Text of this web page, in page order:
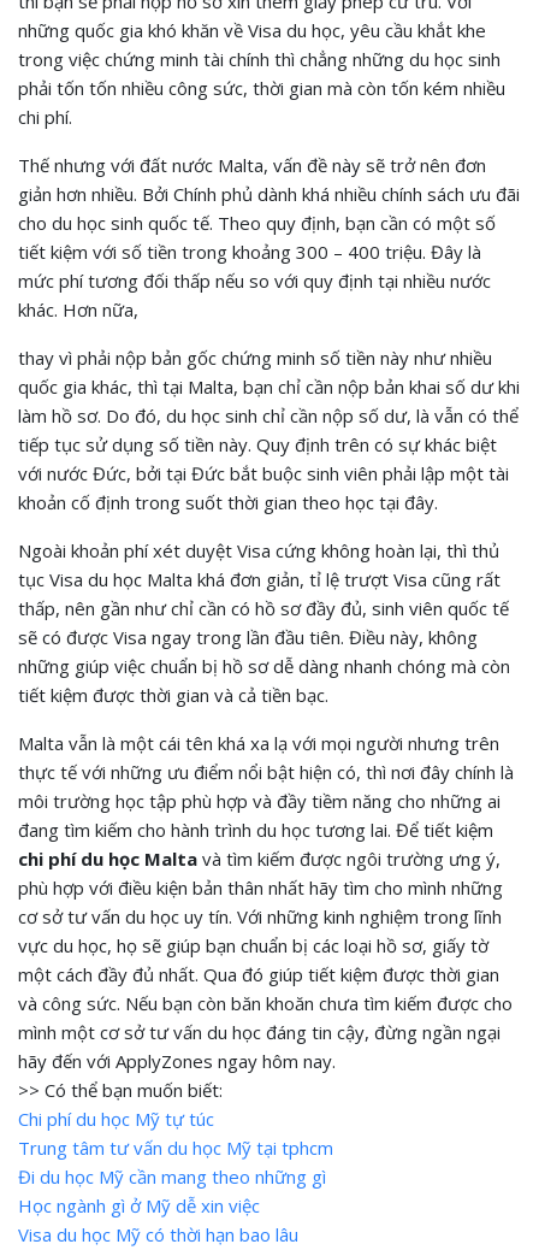
những quốc gia khó khăn về Visa du học, yêu cầu khắt khe
trong việc chứng minh tài chính thì chẳng những du học sinh
phải tốn tốn nhiều công sức, thời gian mà còn tốn kém nhiều
chi phí.
Thế nhưng với đất nước Malta, vấn đề này sẽ trở nên đơn
giản hơn nhiều. Bởi Chính phủ dành khá nhiều chính sách ưu đãi
cho du học sinh quốc tế. Theo quy định, bạn cần có một số
tiết kiệm với số tiền trong khoảng 300 – 400 triệu. Đây là
mức phí tương đối thấp nếu so với quy định tại nhiều nước
khác. Hơn nữa,
thay vì phải nộp bản gốc chứng minh số tiền này như nhiều
quốc gia khác, thì tại Malta, bạn chỉ cần nộp bản khai số dư khi
làm hồ sơ. Do đó, du học sinh chỉ cần nộp số dư, là vẫn có thể
tiếp tục sử dụng số tiền này. Quy định trên có sự khác biệt
với nước Đức, bởi tại Đức bắt buộc sinh viên phải lập một tài
khoản cố định trong suốt thời gian theo học tại đây.
Ngoài khoản phí xét duyệt Visa cứng không hoàn lại, thì thủ
tục Visa du học Malta khá đơn giản, tỉ lệ trượt Visa cũng rất
thấp, nên gần như chỉ cần có hồ sơ đầy đủ, sinh viên quốc tế
sẽ có được Visa ngay trong lần đầu tiên. Điều này, không
những giúp việc chuẩn bị hồ sơ dễ dàng nhanh chóng mà còn
tiết kiệm được thời gian và cả tiền bạc.
Malta vẫn là một cái tên khá xa lạ với mọi người nhưng trên
thực tế với những ưu điểm nổi bật hiện có, thì nơi đây chính là
môi trường học tập phù hợp và đầy tiềm năng cho những ai
đang tìm kiếm cho hành trình du học tương lai. Để tiết kiệm
chi phí du học Malta và tìm kiếm được ngôi trường ưng ý,
phù hợp với điều kiện bản thân nhất hãy tìm cho mình những
cơ sở tư vấn du học uy tín. Với những kinh nghiệm trong lĩnh
vực du học, họ sẽ giúp bạn chuẩn bị các loại hồ sơ, giấy tờ
một cách đầy đủ nhất. Qua đó giúp tiết kiệm được thời gian
và công sức. Nếu bạn còn băn khoăn chưa tìm kiếm được cho
mình một cơ sở tư vấn du học đáng tin cậy, đừng ngần ngại
hãy đến với ApplyZones ngay hôm nay.
>> Có thể bạn muốn biết:
Chi phí du học Mỹ tự túc
Trung tâm tư vấn du học Mỹ tại tphcm
Đi du học Mỹ cần mang theo những gì
Học ngành gì ở Mỹ dễ xin việc
Visa du học Mỹ có thời hạn bao lâu